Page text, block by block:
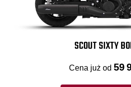
SCOUT SIXTY
Cena już od 59